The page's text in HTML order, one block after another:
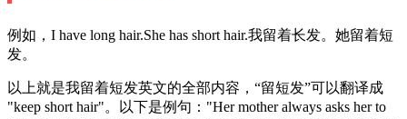
例如，I have long hair.She has short hair.我留着长发。她留着短
发。
以上就是我留着短发英文的全部内容，“留短发”可以翻译成
"keep short hair"。以下是例句："Her mother always asks her to